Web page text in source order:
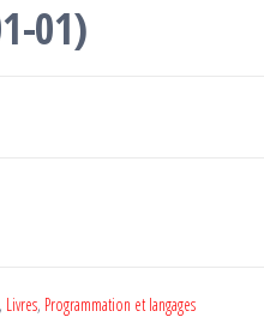
01)
, Livres, Programmation et langages